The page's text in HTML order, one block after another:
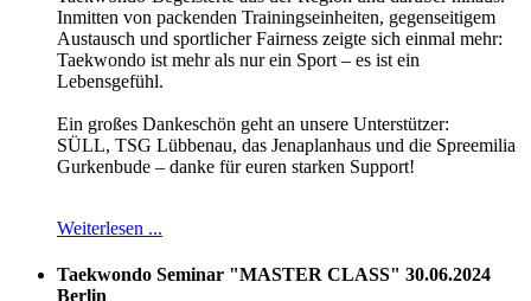
Inmitten von packenden Trainingseinheiten, gegenseitigem
Austausch und sportlicher Fairness zeigte sich einmal mehr:
Taekwondo ist mehr als nur ein Sport – es ist ein
Lebensgefühl.
Ein großes Dankeschön geht an unsere Unterstützer:
SÜLL, TSG Lübbenau, das Jenaplanhaus und die Spreemilia
Gurkenbude – danke für euren starken Support!
Weiterlesen ...
Taekwondo Seminar "MASTER CLASS" 30.06.2024
Berlin